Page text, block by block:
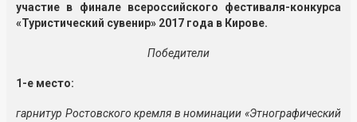
участие в финале всероссийского фестиваля-конкурса
«Туристический сувенир» 2017 года в Кирове.
Победители
1-е место:
гарнитур Ростовского кремля в номинации «Этнографический